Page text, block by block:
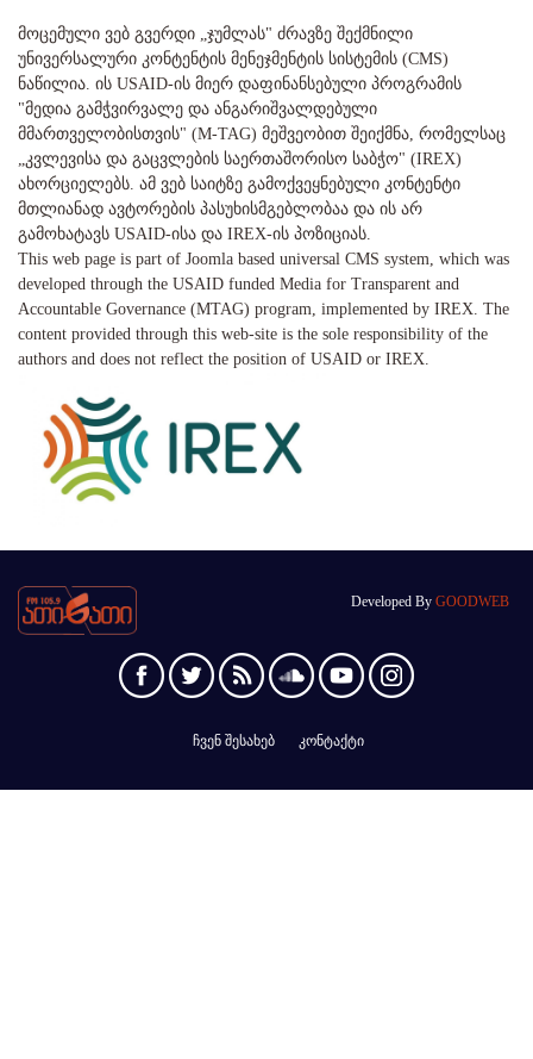
მოცემული ვებ გვერდი „ჯუმლას" ძრავზე შექმნილი
უნივერსალური კონტენტის მენეჯმენტის სისტემის (CMS)
ნაწილია. ის USAID-ის მიერ დაფინანსებული პროგრამის
"მედია გამჭვირვალე და ანგარიშვალდებული
მმართველობისთვის" (M-TAG) მეშვეობით შეიქმნა, რომელსაც
„კვლევისა და გაცვლების საერთაშორისო საბჭო" (IREX)
ახორციელებს. ამ ვებ საიტზე გამოქვეყნებული კონტენტი
მთლიანად ავტორების პასუხისმგებლობაა და ის არ
გამოხატავს USAID-ისა და IREX-ის პოზიციას.
This web page is part of Joomla based universal CMS system, which was
developed through the USAID funded Media for Transparent and
Accountable Governance (MTAG) program, implemented by IREX. The
content provided through this web-site is the sole responsibility of the
authors and does not reflect the position of USAID or IREX.
Developed By GOODWEB
ჩვენ შესახებ კონტაქტი